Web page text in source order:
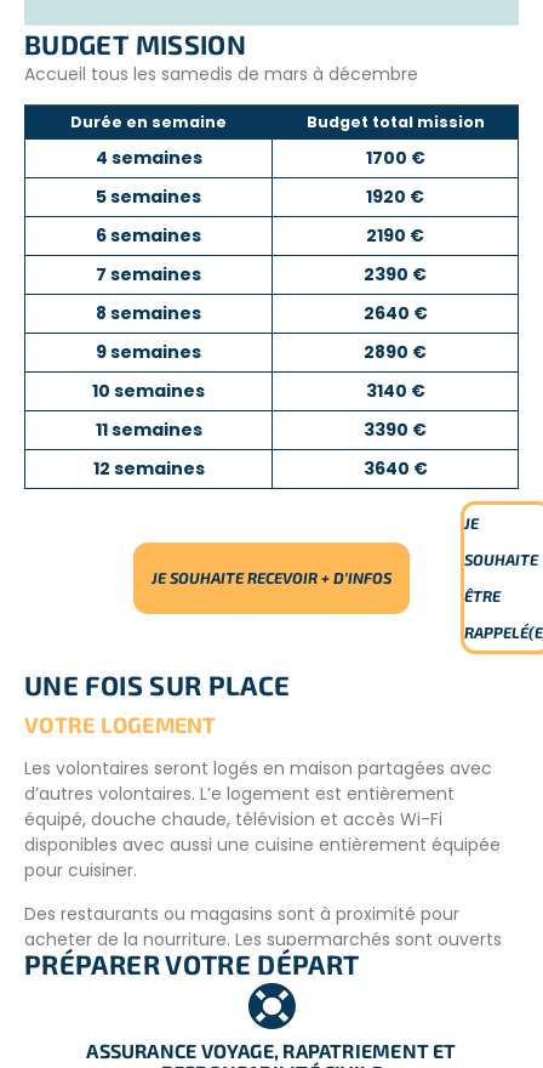
BUDGET MISSION
Accueil tous les samedis de mars à décembre
Durée en semaine Budget total mission
4 semaines
1700 €
5 semaines
1920 €
6 semaines
2190 €
7 semaines
2390 €
8 semaines
2640 €
9 semaines
2890 €
10 semaines
3140 €
11 semaines
3390 €
12 semaines
3640 €
JE SOUHAITE RECEVOIR + D’INFOS
JE
SOUHAITE
ÊTRE
UNE FOIS SUR PLACE
VOTRE LOGEMENT
Les volontaires seront logés en maison partagées avec
d’autres volontaires. L’e logement est entièrement
équipé, douche chaude, télévision et accès Wi-Fi
disponibles avec aussi une cuisine entièrement équipée
pour cuisiner.
Des restaurants ou magasins sont à proximité pour
acheter de la nourriture. Les supermarchés sont ouverts
de 8 h à 22 h.
INFORMATIONS COMPLÉMENTAIRES
PRÉPARER VOTRE DÉPART
ASSURANCE VOYAGE, RAPATRIEMENT ET